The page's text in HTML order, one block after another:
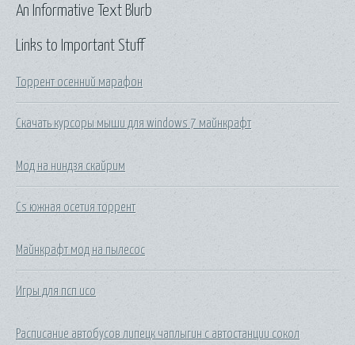
Links to Important Stuff
Торрент осенний марафон
Скачать курсоры мыши для windows 7 майнкрафт
Мод на ниндзя скайрим
Cs южная осетия торрент
Майнкрафт мод на пылесос
Игры для псп исо
Расписание автобусов липецк чаплыгин с автостанции сокол
An Informative Text Blurb